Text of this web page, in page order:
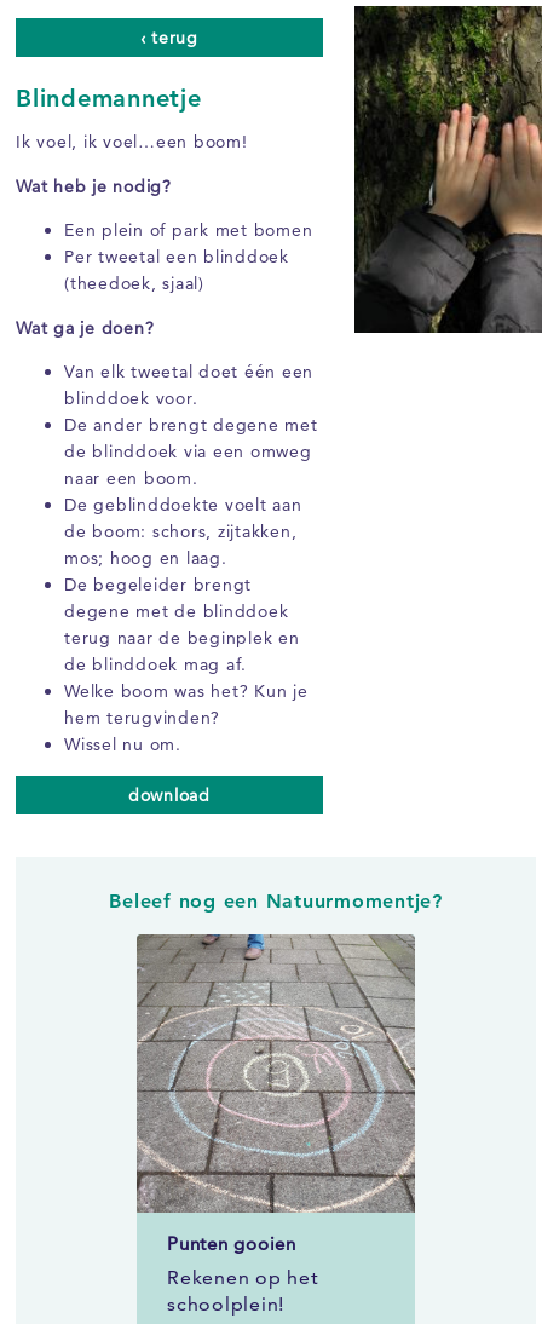
‹ terug
Blindemannetje
Ik voel, ik voel…een boom!
Wat heb je nodig?
Een plein of park met bomen
Per tweetal een blinddoek
(theedoek, sjaal)
Wat ga je doen?
Van elk tweetal doet één een
blinddoek voor.
De ander brengt degene met
de blinddoek via een omweg
naar een boom.
De geblinddoekte voelt aan
de boom: schors, zijtakken,
mos; hoog en laag.
De begeleider brengt
degene met de blinddoek
terug naar de beginplek en
de blinddoek mag af.
Welke boom was het? Kun je
hem terugvinden?
Wissel nu om.
download
Beleef nog een Natuurmomentje?
Punten gooien
Rekenen op het
schoolplein!